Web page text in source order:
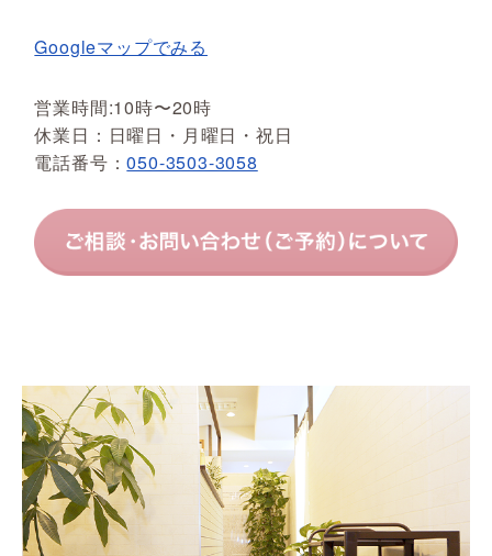
Googleマップでみる
営業時間:10時〜20時
休業日：日曜日・月曜日・祝日
電話番号：050-3503-3058